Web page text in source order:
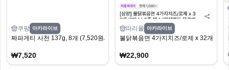
쿠팡 아카라이브
짜파게티 사천 137g, 8개 (7,520원/무료)
₩7,520
떠리몰 아카라이브
불닭볶음면 4가지치즈/로제 x 32개 (1
₩22,900